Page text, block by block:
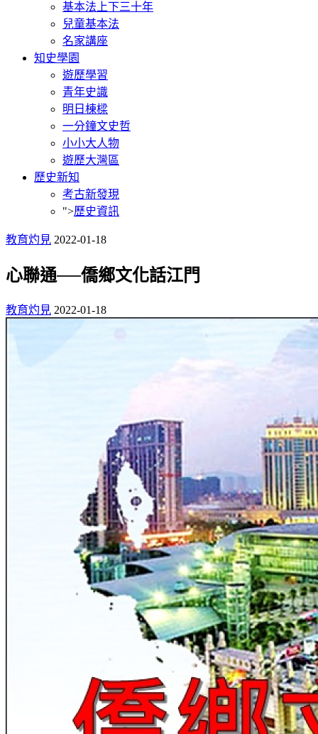
基本法上下三十年
兒童基本法
名家講座
知史學園
遊歷學習
青年史識
明日棟樑
一分鐘文史哲
小小大人物
遊歷大灣區
歷史新知
考古新發現
">歷史資訊
教育灼見 2022-01-18
心聯通──僑鄉文化話江門
教育灼見 2022-01-18